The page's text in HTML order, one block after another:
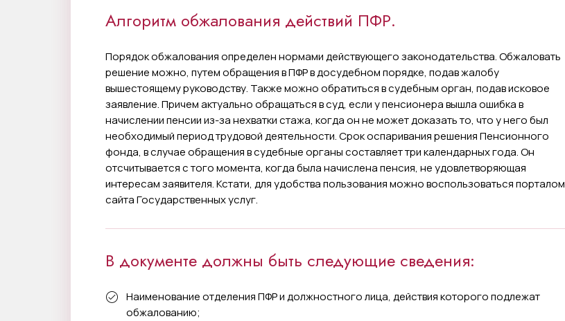
Алгоритм обжалования действий ПФР.
Порядок обжалования определен нормами действующего законодательства. Обжаловать
решение можно, путем обращения в ПФР в досудебном порядке, подав жалобу
вышестоящему руководству. Также можно обратиться в судебным орган, подав исковое
заявление. Причем актуально обращаться в суд, если у пенсионера вышла ошибка в
начислении пенсии из-за нехватки стажа, когда он не может доказать то, что у него был
необходимый период трудовой деятельности. Срок оспаривания решения Пенсионного
фонда, в случае обращения в судебные органы составляет три календарных года. Он
отсчитывается с того момента, когда была начислена пенсия, не удовлетворяющая
интересам заявителя. Кстати, для удобства пользования можно воспользоваться порталом
сайта Государственных услуг.
В документе должны быть следующие сведения:
Наименование отделения ПФР и должностного лица, действия которого подлежат
обжалованию;